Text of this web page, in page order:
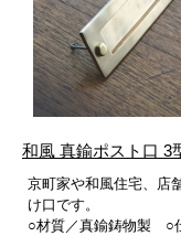
和風 真鍮ポスト口 3
京町家や和風住宅、店
け口です。
○材質／真鍮鋳物製 ○